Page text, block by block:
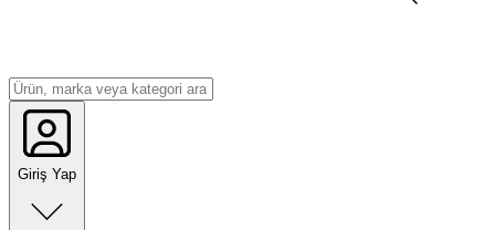
Giriş Yap